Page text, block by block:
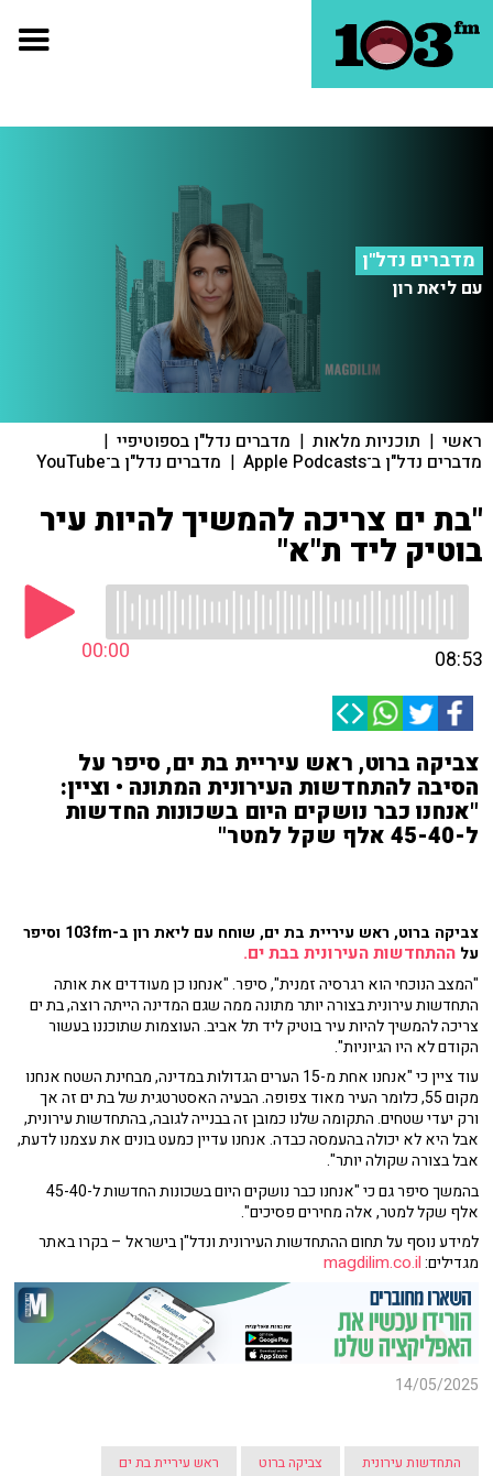
מדברים נדל"ן
עם ליאת רון
ראשי | תוכניות מלאות | מדברים נדל"ן בספוטיפיי |
מדברים נדל"ן ב־Apple Podcasts | מדברים נדל"ן ב־YouTube
"בת ים צריכה להמשיך להיות עיר
בוטיק ליד ת"א"
00:00 08:53
צביקה ברוט, ראש עיריית בת ים, סיפר על
הסיבה להתחדשות העירונית המתונה • וציין:
"אנחנו כבר נושקים היום בשכונות החדשות
ל-45-40 אלף שקל למטר"
צביקה ברוט, ראש עיריית בת ים, שוחח עם ליאת רון ב-103fm וסיפר
עלההתחדשות העירונית בבת ים.
"המצב הנוכחי הוא רגרסיה זמנית", סיפר. "אנחנו כן מעודדים את אותה
התחדשות עירונית בצורה יותר מתונה ממה שגם המדינה הייתה רוצה, בת ים
צריכה להמשיך להיות עיר בוטיק ליד תל אביב. העוצמות שתוכננו בעשור
הקודם לא היו הגיוניות".
עוד ציין כי "אנחנו אחת מ-15 הערים הגדולות במדינה, מבחינת השטח אנחנו
מקום 55, כלומר העיר מאוד צפופה. הבעיה האסטרטגית של בת ים זה אך
ורק יעדי שטחים. התקומה שלנו כמובן זה בבנייה לגובה, בהתחדשות עירונית,
אבל היא לא יכולה בהעמסה כבדה. אנחנו עדיין כמעט בונים את עצמנו לדעת,
אבל בצורה שקולה יותר".
בהמשך סיפר גם כי "אנחנו כבר נושקים היום בשכונות החדשות ל-45-40
אלף שקל למטר, אלה מחירים פסיכים".
למידע נוסף על תחום ההתחדשות העירונית ונדל"ן בישראל – בקרו באתר
מגדילים:magdilim.co.il
14/05/2025
התחדשות עירונית צביקה ברוט ראש עיריית בת ים